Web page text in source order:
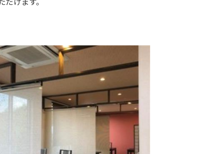
けます。